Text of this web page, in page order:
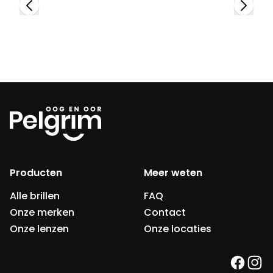
Producten
Alle brillen
Onze merken
Onze lenzen
Meer weten
FAQ
Contact
Onze locaties